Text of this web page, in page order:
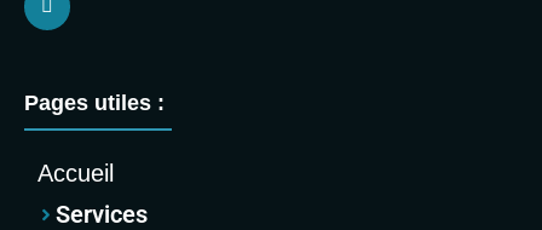
Pages utiles :
Accueil
Services